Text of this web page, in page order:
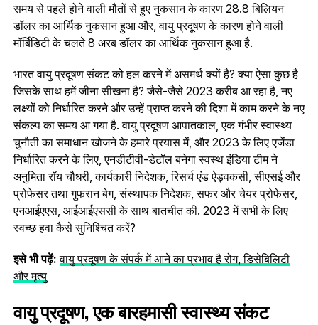
समय से पहले होने वाली मौतों से हुए नुकसान के कारण 28.8 बिलियन
डॉलर का आर्थिक नुकसान हुआ और, वायु प्रदूषण के कारण होने वाली
मॉर्बिडिटी के चलते 8 अरब डॉलर का आर्थिक नुकसान हुआ है.
भारत वायु प्रदूषण संकट को हल करने में असमर्थ क्यों है? क्या ऐसा कुछ है
जिसके साथ हमें जीना सीखना है? जैसे-जैसे 2023 करीब आ रहा है, नए
लक्ष्यों को निर्धारित करने और उन्हें प्राप्त करने की दिशा में काम करने के नए
संकल्प का समय आ गया है. वायु प्रदूषण आपातकाल, एक गंभीर स्वास्थ्य
चुनौती का समाधान खोजने के हमारे प्रयास में, और 2023 के लिए एजेंडा
निर्धारित करने के लिए, एनडीटीवी-डेटॉल बनेगा स्वस्थ इंडिया टीम ने
अनुमिता रॉय चौधरी, कार्यकारी निदेशक, रिसर्च एंड ऐड्वकसी, सीएसई और
प्रोफेसर तथा गुफरान बेग, संस्थापक निदेशक, सफर और चेयर प्रोफेसर,
एनआईएएस, आईआईएससी के साथ बातचीत की. 2023 में सभी के लिए
स्वच्छ हवा कैसे सुनिश्चित करें?
इसे भी पढ़ें:वायु प्रदूषण के संपर्क में आने का प्रभाव है रोग, डिसेबिलिटी
और मृत्यु
वायु प्रदूषण, एक बारहमासी स्वास्थ्य संकट